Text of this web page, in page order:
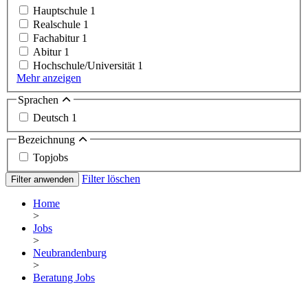
Hauptschule 1
Realschule 1
Fachabitur 1
Abitur 1
Hochschule/Universität 1
Mehr anzeigen
Sprachen
Deutsch 1
Bezeichnung
Topjobs
Filter anwenden Filter löschen
Home
>
Jobs
>
Neubrandenburg
>
Beratung Jobs